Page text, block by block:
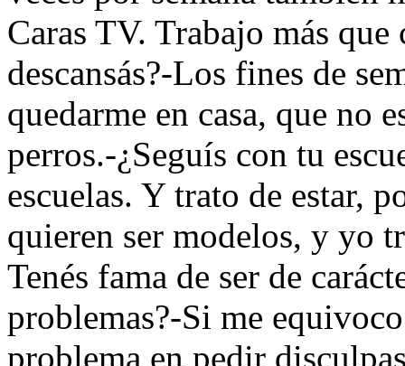
Caras TV. Trabajo más
descansás?-Los fines de
quedarme en casa, que no
perros.-¿Seguís con tu
escuelas. Y trato de estar,
quieren ser modelos, y yo
Tenés fama de ser de
problemas?-Si me
problema en pedir